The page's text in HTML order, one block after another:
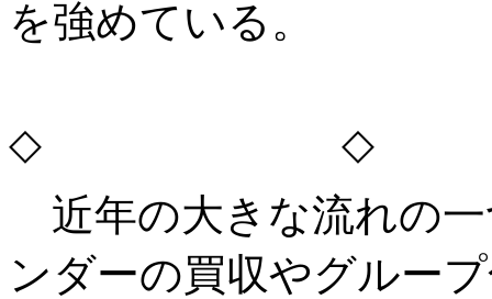
を強めている。
◇ ◇
近年の大きな流れの
ンダーの買収やグルー